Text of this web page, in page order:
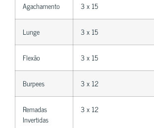
Agachamento 3 x 15
Lunge 3 x 15
Flexão 3 x 15
Burpees 3 x 12
Remadas
Invertidas
3 x 12